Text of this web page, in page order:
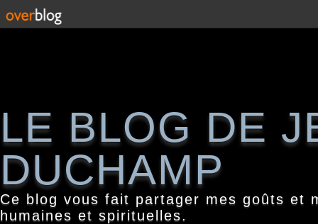
LE BLOG DE
DUCHAMP
Ce blog vous fait partager mes goûts et
humaines et spirituelles.